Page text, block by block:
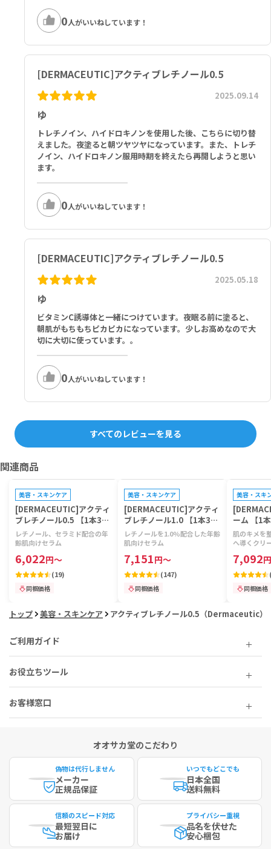
0人がいいねしています！
[DERMACEUTIC]アクティブレチノール0.5
ゆ
2025.09.14
トレチノイン、ハイドロキノンを使用した後、こちらに切り替
えました。夜塗ると朝ツヤツヤになっています。また、トレチ
ノイン、ハイドロキノン服用時期を終えたら再開しようと思い
ます。
0人がいいねしています！
[DERMACEUTIC]アクティブレチノール0.5
ゆ
2025.05.18
ビタミンC誘導体と一緒につけています。夜眠る前に塗ると、
朝肌がもちもちピカピカになっています。少しお高めなので大
切に大切に使っています。。
0人がいいねしています！
すべてのレビューを見る
関連商品
プレゼントキャンペーン対象
美容・スキンケア
[DERMACEUTIC]アクティ
ブレチノール0.5 【1本30
ml】
レチノール、セラミド配合の年
齢肌向けセラム
6,022円～
(19)
同梱価格
美容・スキンケア
[DERMACEUTIC]アクティ
ブレチノール1.0 【1本30
ml】
レチノールを1.0%配合した年齢
肌向けセラム
7,151円～
(147)
同梱価格
美容・スキ
ーム 【1
肌のキメを
へ導くクリ
7,092円
同梱価格
トップ 美容・スキンケア アクティブレチノール0.5（Dermaceutic）
ご利用ガイド
お役立ちツール
お客様窓口
オオサカ堂のこだわり
偽物は代行しません
メーカー
正規品保証
いつでもどこでも
日本全国
送料無料
信頼のスピード対応
最短翌日に
お届け
プライバシー重視
品名を伏せた
安心梱包